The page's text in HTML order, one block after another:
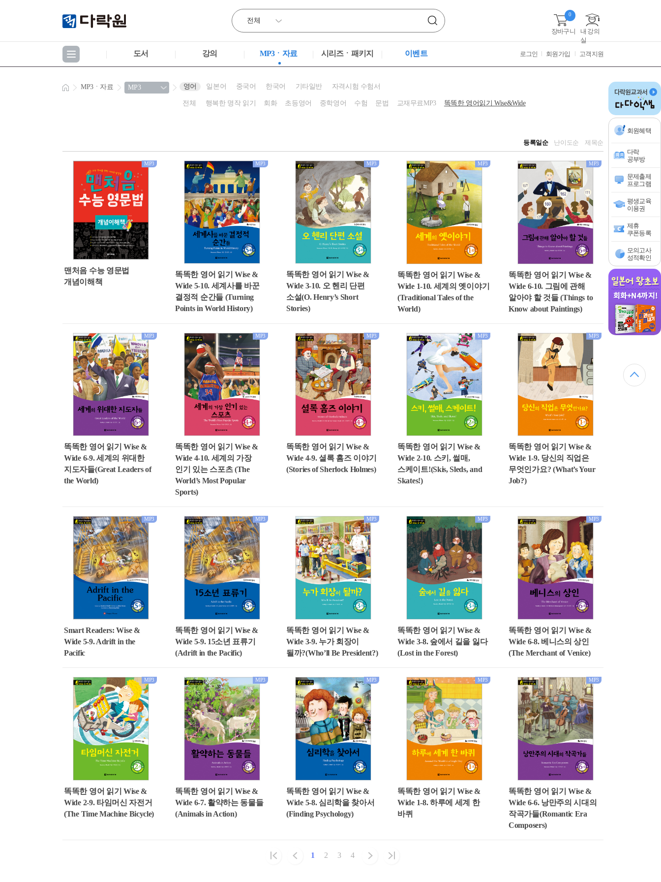
장바구니
0
내 강의
실
도서 강의 MP3ㆍ자료 시리즈ㆍ패키지 이벤트 로그인 회원가입 고객지원
회원혜택
다락
공부방
문제출제
프로그램
평생교육
이용권
제휴
쿠폰등록
모의고사
성적확인
MP3ㆍ자료 영어 일본어 중국어 한국어 기타일반 자격시험 수험서
전체 행복한 명작 읽기 회화 초등영어 중학영어 수험 문법 교재무료MP3 똑똑한 영어읽기 Wise&Wide
등록일순 난이도순 제목순
MP3
맨처음 수능 영문법
개념이해책
MP3
똑똑한 영어 읽기 Wise &
Wide 5-10. 세계사를 바꾼
결정적 순간들 (Turning
Points in World History)
MP3
똑똑한 영어 읽기 Wise &
Wide 3-10. 오 헨리 단편
소설(O. Henry’s Short
Stories)
MP3
똑똑한 영어 읽기 Wise &
Wide 1-10. 세계의 옛이야기
(Traditional Tales of the
World)
MP3
똑똑한 영어 읽기 Wise &
Wide 6-10. 그림에 관해
알아야 할 것들 (Things to
Know about Paintings)
MP3
똑똑한 영어 읽기 Wise &
Wide 6-9. 세계의 위대한
지도자들(Great Leaders of
the World)
MP3
똑똑한 영어 읽기 Wise &
Wide 4-10. 세계의 가장
인기 있는 스포츠 (The
World’s Most Popular
Sports)
MP3
똑똑한 영어 읽기 Wise &
Wide 4-9. 셜록 홈즈 이야기
(Stories of Sherlock Holmes)
MP3
똑똑한 영어 읽기 Wise &
Wide 2-10. 스키, 썰매,
스케이트!(Skis, Sleds, and
Skates!)
MP3
똑똑한 영어 읽기 Wise &
Wide 1-9. 당신의 직업은
무엇인가요? (What’s Your
Job?)
MP3
Smart Readers: Wise &
Wide 5-9. Adrift in the
Pacific
MP3
똑똑한 영어 읽기 Wise &
Wide 5-9. 15소년 표류기
(Adrift in the Pacific)
MP3
똑똑한 영어 읽기 Wise &
Wide 3-9. 누가 회장이
될까?(Who’ll Be President?)
MP3
똑똑한 영어 읽기 Wise &
Wide 3-8. 숲에서 길을 잃다
(Lost in the Forest)
MP3
똑똑한 영어 읽기 Wise &
Wide 6-8. 베니스의 상인
(The Merchant of Venice)
MP3
똑똑한 영어 읽기 Wise &
Wide 2-9. 타임머신 자전거
(The Time Machine Bicycle)
MP3
똑똑한 영어 읽기 Wise &
Wide 6-7. 활약하는 동물들
(Animals in Action)
MP3
똑똑한 영어 읽기 Wise &
Wide 5-8. 심리학을 찾아서
(Finding Psychology)
MP3
똑똑한 영어 읽기 Wise &
Wide 1-8. 하루에 세계 한
바퀴
MP3
똑똑한 영어 읽기 Wise &
Wide 6-6. 낭만주의 시대의
작곡가들(Romantic Era
Composers)
1 2 3 4